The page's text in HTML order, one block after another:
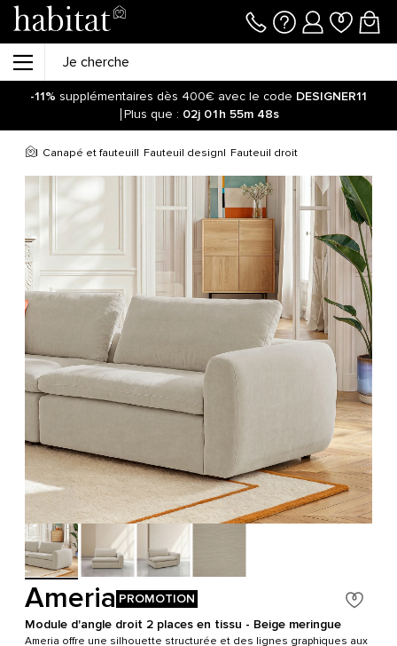
-11% supplémentaires dès 400€ avec le code DESIGNER11
Plus que : 02j 01h 55m 48s
Canapé et fauteuil Fauteuil design Fauteuil droit
Ameria PROMOTION
Module d'angle droit 2 places en tissu - Beige meringue
Ameria offre une silhouette structurée et des lignes graphiques aux